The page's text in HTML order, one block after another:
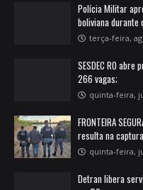
Polícia Militar
boliviana durante
terça-feira,
SESDEC RO
266 vagas;
quinta-feira,
FRONTEIRA
resulta na
quinta-feira,
Detran libera